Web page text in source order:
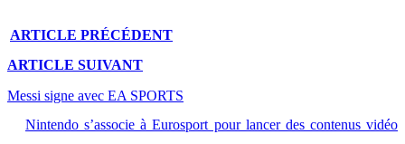
ARTICLE PRÉCÉDENT
ARTICLE SUIVANT
Messi signe avec EA SPORTS
Nintendo s’associe à Eurosport pour lancer des contenus vidéo